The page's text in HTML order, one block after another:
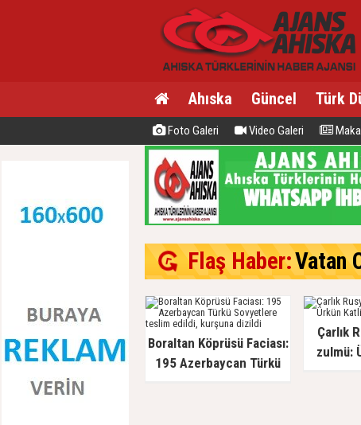
Ahıska Güncel Türk
Foto Galeri Video Galeri
Flaş Haber:Vatan
Boraltan Köprüsü Faciası:
195 Azerbaycan Türkü
Çarlık
zulmü: